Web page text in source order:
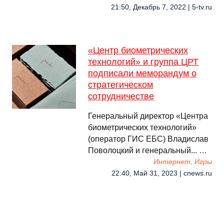
21:50, Декабрь 7, 2022 | 5-tv.ru
«Центр биометрических
технологий» и группа ЦРТ
подписали меморандум о
стратегическом
сотрудничестве
Генеральный директор «Центра
биометрических технологий»
(оператор ГИС ЕБС) Владислав
Поволоцкий и генеральный... …
Интернет, Игры
22:40, Май 31, 2023 | cnews.ru